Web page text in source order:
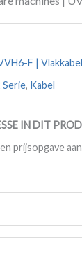
F |
Serie, Kabel
IN DIT
prijsopgave